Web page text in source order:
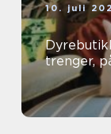
10. juli
Dyrebutikk
trenger,